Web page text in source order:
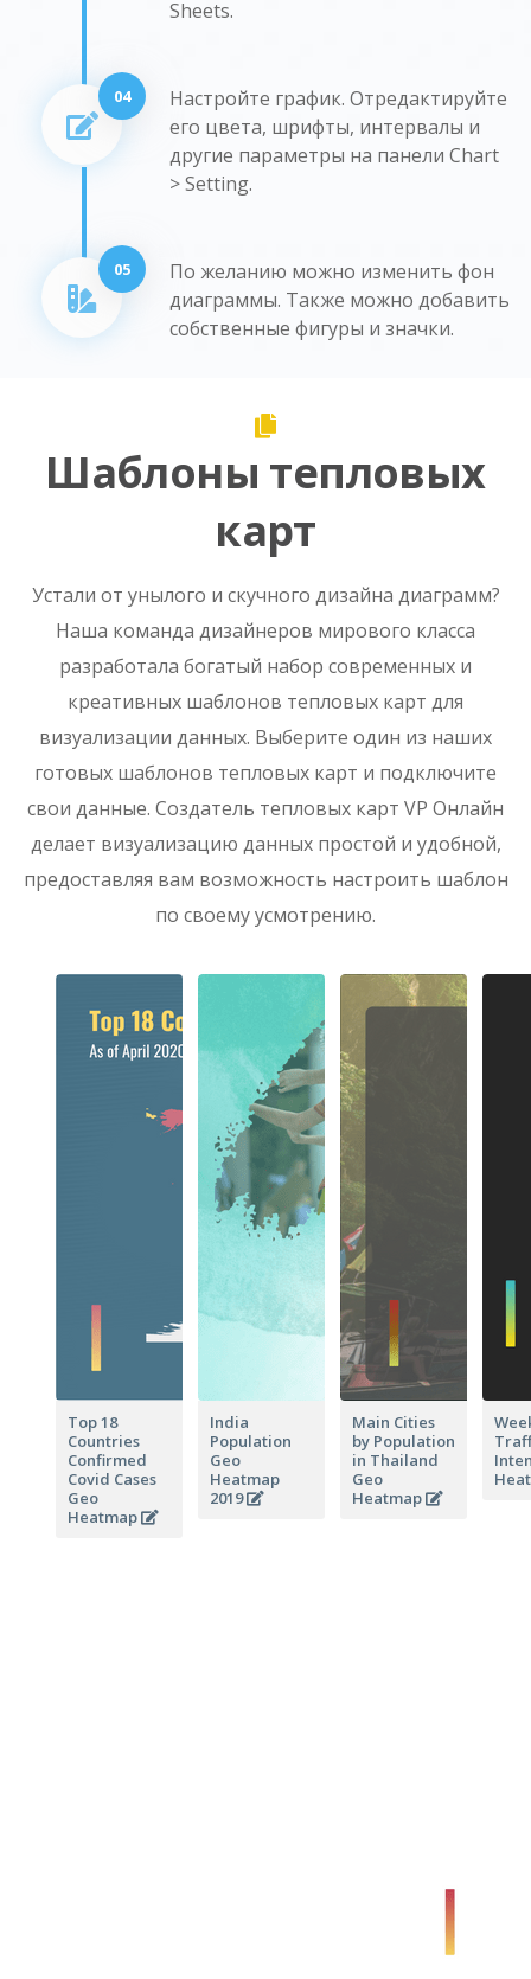
Sheets.
04
Настройте график. Отредактируйте
его цвета, шрифты, интервалы и
другие параметры на панели Chart
> Setting.
05
По желанию можно изменить фон
диаграммы. Также можно добавить
собственные фигуры и значки.
Шаблоны тепловых
карт
Устали от унылого и скучного дизайна диаграмм?
Наша команда дизайнеров мирового класса
разработала богатый набор современных и
креативных шаблонов тепловых карт для
визуализации данных. Выберите один из наших
готовых шаблонов тепловых карт и подключите
свои данные. Создатель тепловых карт VP Онлайн
делает визуализацию данных простой и удобной,
предоставляя вам возможность настроить шаблон
по своему усмотрению.
Top 18
Countries
Confirmed
Covid Cases
Geo
Heatmap
India
Population
Geo
Heatmap
2019
Main Cities
by Population
in Thailand
Geo
Heatmap